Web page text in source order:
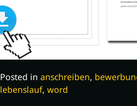
Posted in anschreiben,
lebenslauf, word